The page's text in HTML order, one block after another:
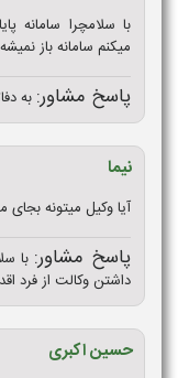
با سلامچرا سامانه
میکنم سامانه باز
پاسخ مشاور: به
نیما
آیا وکیل میتونه بجای
پاسخ مشاور: با
داشتن وکالت از فرد
حسین اکبری